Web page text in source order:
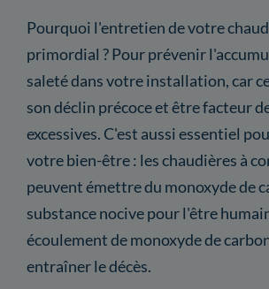
Pourquoi l'entretien de votre
primordial ? Pour prévenir
saleté dans votre installation, car
son déclin précoce et être facteur
excessives. C'est aussi essentiel
votre bien-être : les chaudières à
peuvent émettre du monoxyde de
substance nocive pour l'être
écoulement de monoxyde de
entraîner le décès.